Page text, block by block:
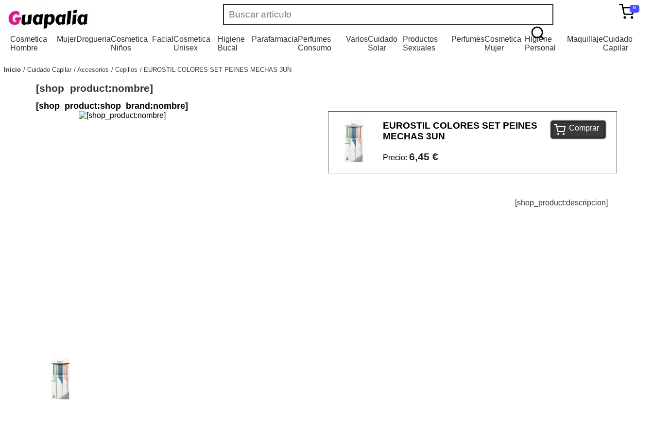
0
Cosmetica
Hombre
MujerDrogueriaCosmetica
Niños
FacialCosmetica
Unisex
Higiene
Bucal
ParafarmaciaPerfumes
Consumo
VariosCuidado
Solar
Productos
Sexuales
PerfumesCosmetica
Mujer
Higiene
Personal
MaquillajeCuidado
Capilar
Inicio Cuidado Capilar Accesorios Cepillos EUROSTIL COLORES SET PEINES MECHAS 3UN
[shop_product:nombre]
[shop_product:shop_brand:nombre]
EUROSTIL COLORES SET PEINES
MECHAS 3UN
Precio: 6,45 €
Comprar
[shop_product:descripcion]